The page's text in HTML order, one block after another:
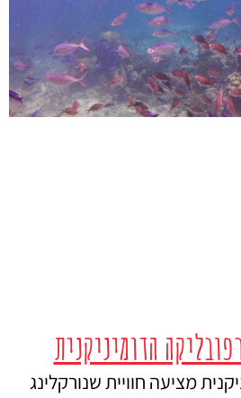
הדומיניקנית
מציעה חוויית שנורקלינג